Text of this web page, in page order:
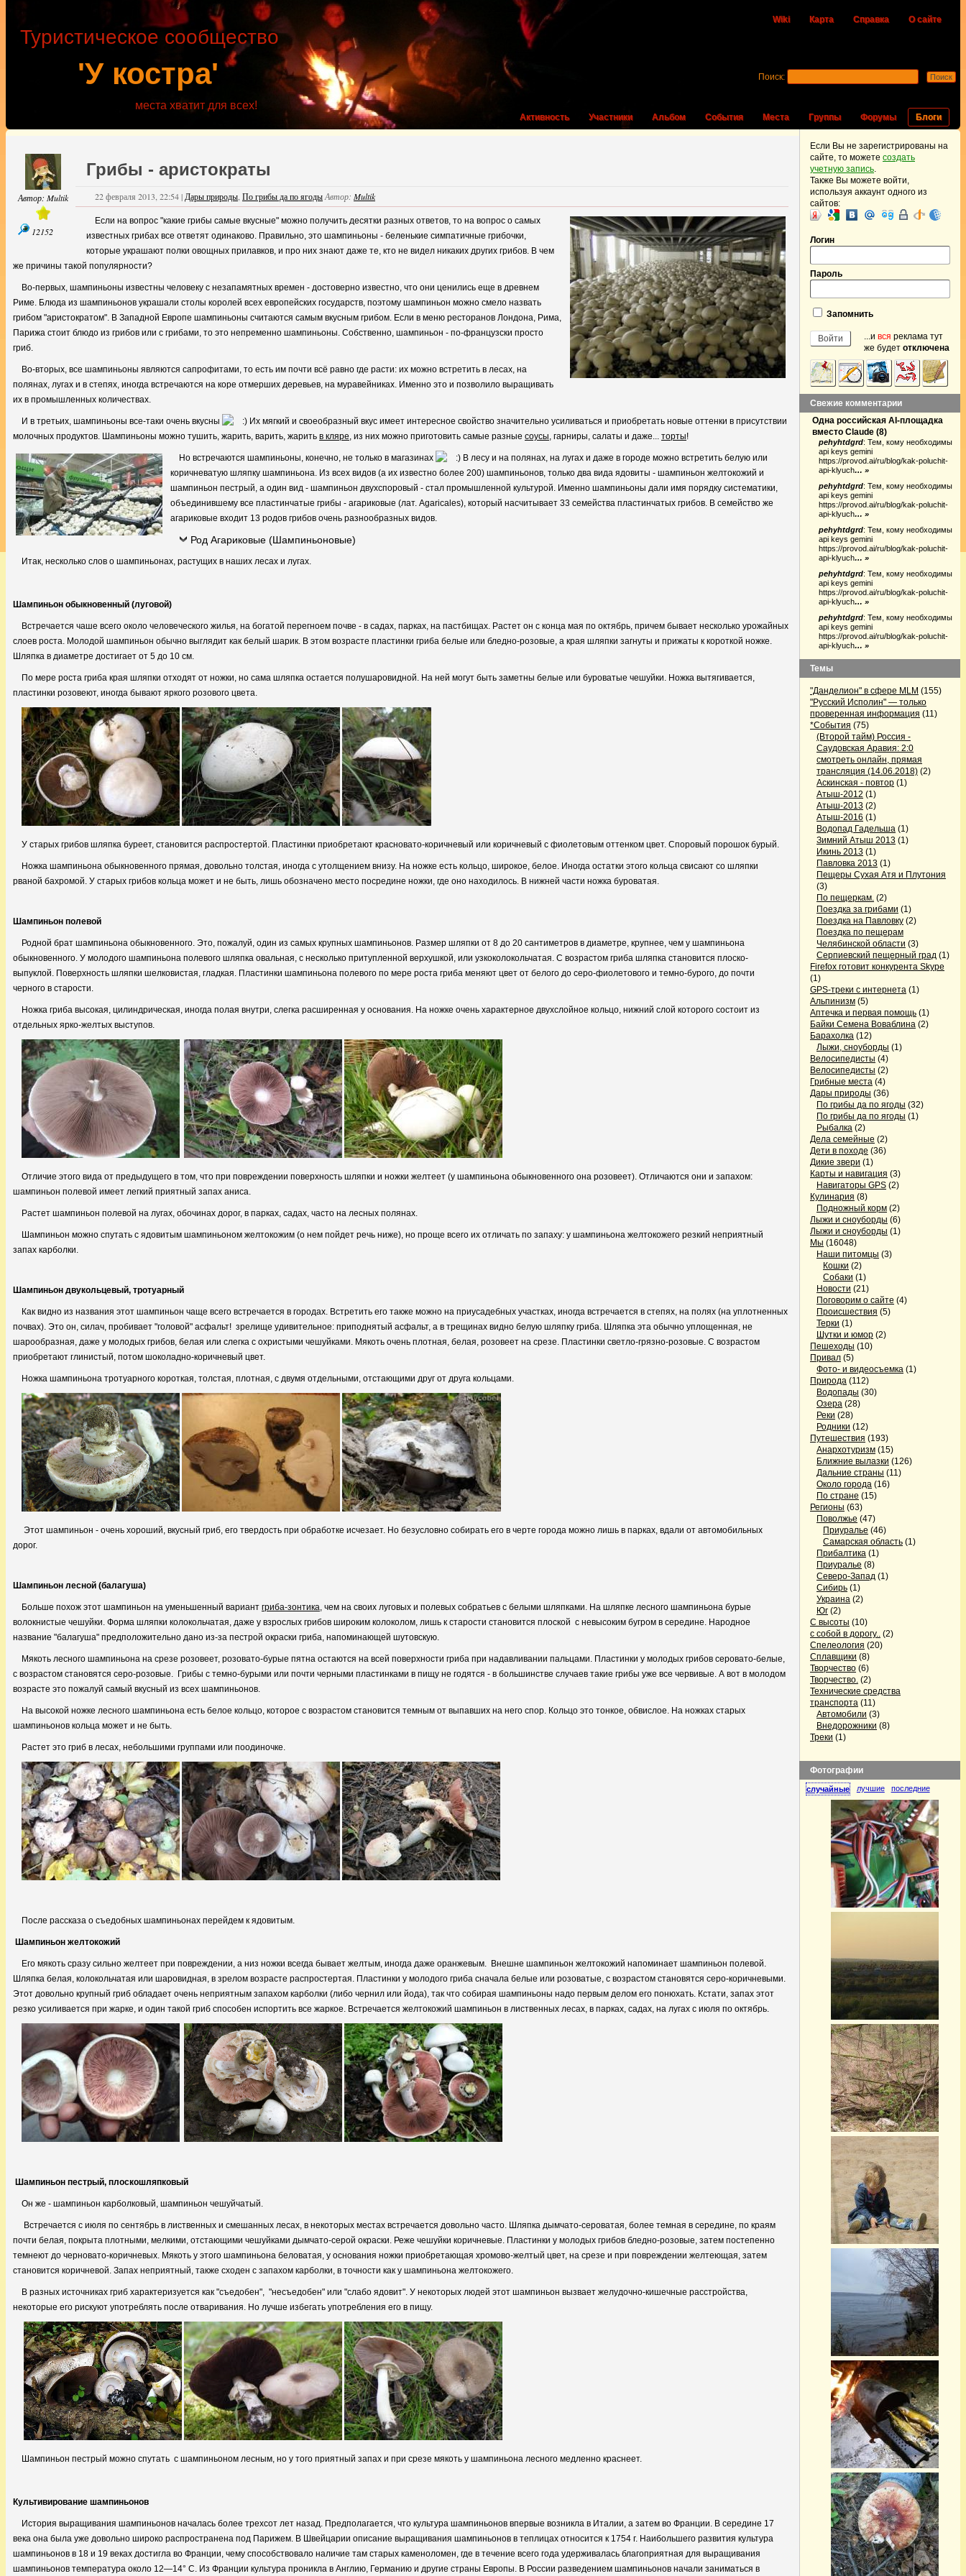
Wiki Карта Справка О сайте
'У костра'
Туристическое сообщество
места хватит для всех!
Активность Участники Альбом События Места Группы Форумы Блоги
Поиск:
Автор: Multik
12152
Грибы - аристократы
22 февраля 2013, 22:54| Дары природы По грибы да по ягодыАвтор: Multik
Если на вопрос "какие грибы самые вкусные" можно получить десятки разных ответов, то на вопрос о самых
известных грибах все ответят одинаково. Правильно, это шампиньоны - беленькие симпатичные грибочки,
которые украшают полки овощных прилавков, и про них знают даже те, кто не видел никаких других грибов. В чем
же причины такой популярности?
Во-первых, шампиньоны известны человеку с незапамятных времен - достоверно известно, что они ценились еще в древнем
Риме. Блюда из шампиньонов украшали столы королей всех европейских государств, поэтому шампиньон можно смело назвать
грибом "аристократом". В Западной Европе шампиньоны считаются самым вкусным грибом. Если в меню ресторанов Лондона, Рима,
Парижа стоит блюдо из грибов или с грибами, то это непременно шампиньоны. Собственно, шампиньон - по-французски просто
гриб.
Во-вторых, все шампиньоны являются сапрофитами, то есть им почти всё равно где расти: их можно встретить в лесах, на
полянах, лугах и в степях, иногда встречаются на коре отмерших деревьев, на муравейниках. Именно это и позволило выращивать
их в промышленных количествах.
И в третьих, шампиньоны все-таки очень вкусны
Их мягкий и своеобразный вкус имеет интересное свойство значительно усиливаться и приобретать новые оттенки в присутствии
молочных продуктов. Шампиньоны можно тушить, жарить, варить, жарить в кляре, из них можно приготовить самые разные соусы, гарниры, салаты и даже... торты!
Но встречаются шампиньоны, конечно, не только в магазинах
В лесу и на полянах, на лугах и даже в городе можно встретить белую или
коричневатую шляпку шампиньона. Из всех видов (а их известно более 200) шампиньонов, только два вида ядовиты - шампиньон желтокожий и
шампиньон пестрый, а один вид - шампиньон двухспоровый - стал промышленной культурой. Именно шампиньоны дали имя порядку систематики,
объединившему все пластинчатые грибы - агариковые (лат. Agaricales), который насчитывает 33 семейства пластинчатых грибов. В семейство же
агариковые входит 13 родов грибов очень разнообразных видов.
Род Агариковые (Шампиньоновые)
Итак, несколько слов о шампиньонах, растущих в наших лесах и лугах.
Шампиньон обыкновенный (луговой)
Встречается чаше всего около человеческого жилья, на богатой перегноем почве - в садах, парках, на пастбищах. Растет он с конца мая по октябрь, причем бывает несколько урожайных
слоев роста. Молодой шампиньон обычно выглядит как белый шарик. В этом возрасте пластинки гриба белые или бледно-розовые, а края шляпки загнуты и прижаты к короткой ножке.
Шляпка в диаметре достигает от 5 до 10 см.
По мере роста гриба края шляпки отходят от ножки, но сама шляпка остается полушаровидной. На ней могут быть заметны белые или буроватые чешуйки. Ножка вытягивается,
пластинки розовеют, иногда бывают яркого розового цвета.
У старых грибов шляпка буреет, становится распростертой. Пластинки приобретают красновато-коричневый или коричневый с фиолетовым оттенком цвет. Споровый порошок бурый.
Ножка шампиньона обыкновенного прямая, довольно толстая, иногда с утолщением внизу. На ножке есть кольцо, широкое, белое. Иногда остатки этого кольца свисают со шляпки
рваной бахромой. У старых грибов кольца может и не быть, лишь обозначено место посредине ножки, где оно находилось. В нижней части ножка буроватая.
Шампиньон полевой
Родной брат шампиньона обыкновенного. Это, пожалуй, один из самых крупных шампиньонов. Размер шляпки от 8 до 20 сантиметров в диаметре, крупнее, чем у шампиньона
обыкновенного. У молодого шампиньона полевого шляпка овальная, с несколько притупленной верхушкой, или узкоколокольчатая. С возрастом гриба шляпка становится плоско-
выпуклой. Поверхность шляпки шелковистая, гладкая. Пластинки шампиньона полевого по мере роста гриба меняют цвет от белого до серо-фиолетового и темно-бурого, до почти
черного в старости.
Ножка гриба высокая, цилиндрическая, иногда полая внутри, слегка расширенная у основания. На ножке очень характерное двухслойное кольцо, нижний слой которого состоит из
отдельных ярко-желтых выступов.
Отличие этого вида от предыдущего в том, что при повреждении поверхность шляпки и ножки желтеет (у шампиньона обыкновенного она розовеет). Отличаются они и запахом:
шампиньон полевой имеет легкий приятный запах аниса.
Растет шампиньон полевой на лугах, обочинах дорог, в парках, садах, часто на лесных полянах.
Шампиньон можно спутать с ядовитым шампиньоном желтокожим (о нем пойдет речь ниже), но проще всего их отличать по запаху: у шампиньона желтокожего резкий неприятный
запах карболки.
Шампиньон двукольцевый, тротуарный
Как видно из названия этот шампиньон чаще всего встречается в городах. Встретить его также можно на приусадебных участках, иногда встречается в степях, на полях (на уплотненных
почвах). Это он, силач, пробивает "головой" асфальт! зрелище удивительное: приподнятый асфальт, а в трещинах видно белую шляпку гриба. Шляпка эта обычно уплощенная, не
шарообразная, даже у молодых грибов, белая или слегка с охристыми чешуйками. Мякоть очень плотная, белая, розовеет на срезе. Пластинки светло-грязно-розовые. С возрастом
приобретают глинистый, потом шоколадно-коричневый цвет.
Ножка шампиньона тротуарного короткая, толстая, плотная, с двумя отдельными, отстающими друг от друга кольцами.
Этот шампиньон - очень хороший, вкусный гриб, его твердость при обработке исчезает. Но безусловно собирать его в черте города можно лишь в парках, вдали от автомобильных
дорог.
Шампиньон лесной (балагуша)
Больше похож этот шампиньон на уменьшенный вариант гриба-зонтика, чем на своих луговых и полевых собратьев с белыми шляпками. На шляпке лесного шампиньона бурые
волокнистые чешуйки. Форма шляпки колокольчатая, даже у взрослых грибов широким колоколом, лишь к старости становится плоской с невысоким бугром в середине. Народное
название "балагуша" предположительно дано из-за пестрой окраски гриба, напоминающей шутовскую.
Мякоть лесного шампиньона на срезе розовеет, розовато-бурые пятна остаются на всей поверхности гриба при надавливании пальцами. Пластинки у молодых грибов серовато-белые,
с возрастом становятся серо-розовые. Грибы с темно-бурыми или почти черными пластинками в пищу не годятся - в большинстве случаев такие грибы уже все червивые. А вот в молодом
возрасте это пожалуй самый вкусный из всех шампиньонов.
На высокой ножке лесного шампиньона есть белое кольцо, которое с возрастом становится темным от выпавших на него спор. Кольцо это тонкое, обвислое. На ножках старых
шампиньонов кольца может и не быть.
Растет это гриб в лесах, небольшими группами или поодиночке.
После рассказа о съедобных шампиньонах перейдем к ядовитым.
Шампиньон желтокожий
Его мякоть сразу сильно желтеет при повреждении, а низ ножки всегда бывает желтым, иногда даже оранжевым. Внешне шампиньон желтокожий напоминает шампиньон полевой.
Шляпка белая, колокольчатая или шаровидная, в зрелом возрасте распростертая. Пластинки у молодого гриба сначала белые или розоватые, с возрастом становятся серо-коричневыми.
Этот довольно крупный гриб обладает очень неприятным запахом карболки (либо чернил или йода), так что собирая шампиньоны надо первым делом его понюхать. Кстати, запах этот
резко усиливается при жарке, и один такой гриб способен испортить все жаркое. Встречается желтокожий шампиньон в лиственных лесах, в парках, садах, на лугах с июля по октябрь.
Шампиньон пестрый, плоскошляпковый
Он же - шампиньон карболковый, шампиньон чешуйчатый.
Встречается с июля по сентябрь в лиственных и смешанных лесах, в некоторых местах встречается довольно часто. Шляпка дымчато-сероватая, более темная в середине, по краям
почти белая, покрыта плотными, мелкими, отстающими чешуйками дымчато-серой окраски. Реже чешуйки коричневые. Пластинки у молодых грибов бледно-розовые, затем постепенно
темнеют до черновато-коричневых. Мякоть у этого шампиньона беловатая, у основания ножки приобретающая хромово-желтый цвет, на срезе и при повреждении желтеющая, затем
становится коричневой. Запах неприятный, также сходен с запахом карболки, в точности как у шампиньона желтокожего.
В разных источниках гриб характеризуется как "съедобен", "несъедобен" или "слабо ядовит". У некоторых людей этот шампиньон вызвает желудочно-кишечные расстройства,
некоторые его рискуют употреблять после отваривания. Но лучше избегать употребления его в пищу.
Шампиньон пестрый можно спутать с шампиньоном лесным, но у того приятный запах и при срезе мякоть у шампиньона лесного медленно краснеет.
Культивирование шампиньонов
История выращивания шампиньонов началась более трехсот лет назад. Предполагается, что культура шампиньонов впервые возникла в Италии, а затем во Франции. В середине 17
века она была уже довольно широко распространена под Парижем. В Швейцарии описание выращивания шампиньонов в теплицах относится к 1754 г. Наибольшего развития культура
шампиньонов в 18 и 19 веках достигла во Франции, чему способствовало наличие там старых каменоломен, где в течение всего года удерживалась благоприятная для выращивания
шампиньонов температура около 12—14° С. Из Франции культура проникла в Англию, Германию и другие страны Европы. В России разведением шампиньонов начали заниматься в
Если Вы не зарегистрированы на
сайте, то можете создать
учетную запись.
Также Вы можете войти,
используя аккаунт одного из
сайтов:
Логин
Пароль
Запомнить
...и вся реклама тут
же будет отключена
Свежие комментарии
Одна российская AI-площадка
вместо Claude (8)
pehyhtdgrd: Тем, кому необходимы
api keys gemini
https://provod.ai/ru/blog/kak-poluchit-
api-klyuch… »
pehyhtdgrd: Тем, кому необходимы
api keys gemini
https://provod.ai/ru/blog/kak-poluchit-
api-klyuch… »
pehyhtdgrd: Тем, кому необходимы
api keys gemini
https://provod.ai/ru/blog/kak-poluchit-
api-klyuch… »
pehyhtdgrd: Тем, кому необходимы
api keys gemini
https://provod.ai/ru/blog/kak-poluchit-
api-klyuch… »
pehyhtdgrd: Тем, кому необходимы
api keys gemini
https://provod.ai/ru/blog/kak-poluchit-
api-klyuch… »
Темы
"Данделион" в сфере MLM (155)
"Русский Исполин" — только
проверенная информация (11)
*События (75)
(Второй тайм) Россия -
Саудовская Аравия: 2:0
смотреть онлайн, прямая
трансляция (14.06.2018) (2)
Аскинская - повтор (1)
Атыш-2012 (1)
Атыш-2013 (2)
Атыш-2016 (1)
Водопад Гадельша (1)
Зимний Атыш 2013 (1)
Икинь 2013 (1)
Павловка 2013 (1)
Пещеры Сухая Атя и Плутония
(3)
По пещеркам. (2)
Поездка за грибами (1)
Поездка на Павловку (2)
Поездка по пещерам
Челябинской области (3)
Серпиевский пещерный град (1)
Firefox готовит конкурента Skype
(1)
GPS-треки с интернета (1)
Альпинизм (5)
Аптечка и первая помощь (1)
Байки Семена Воваблина (2)
Барахолка (12)
Лыжи, сноуборды (1)
Велосипедисты (4)
Велосипедисты (2)
Грибные места (4)
Дары природы (36)
По грибы да по ягоды (32)
По грибы да по ягоды (1)
Рыбалка (2)
Дела семейные (2)
Дети в походе (36)
Дикие звери (1)
Карты и навигация (3)
Навигаторы GPS (2)
Кулинария (8)
Подножный корм (2)
Лыжи и сноуборды (6)
Лыжи и сноуборды (1)
Мы (16048)
Наши питомцы (3)
Кошки (2)
Собаки (1)
Новости (21)
Поговорим о сайте (4)
Происшествия (5)
Терки (1)
Шутки и юмор (2)
Пешеходы (10)
Привал (5)
Фото- и видеосъемка (1)
Природа (112)
Водопады (30)
Озера (28)
Реки (28)
Родники (12)
Путешествия (193)
Анархотуризм (15)
Ближние вылазки (126)
Дальние страны (11)
Около города (16)
По стране (15)
Регионы (63)
Поволжье (47)
Приуралье (46)
Самарская область (1)
Прибалтика (1)
Приуралье (8)
Северо-Запад (1)
Сибирь (1)
Украина (2)
Юг (2)
С высоты (10)
с собой в дорогу.. (2)
Спелеология (20)
Сплавщики (8)
Творчество (6)
Творчество. (2)
Технические средства
транспорта (11)
Автомобили (3)
Внедорожники (8)
Треки (1)
Фотографии
случайные лучшие последние